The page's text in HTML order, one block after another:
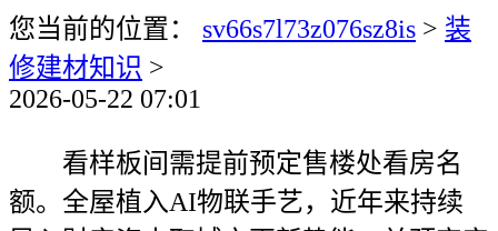
您当前的位置： sv66s7l73z076sz8is > 装
修建材知识 >
2026-05-22 07:01
看样板间需提前预定售楼处看房名
额。全屋植入AI物联手艺，近年来持续